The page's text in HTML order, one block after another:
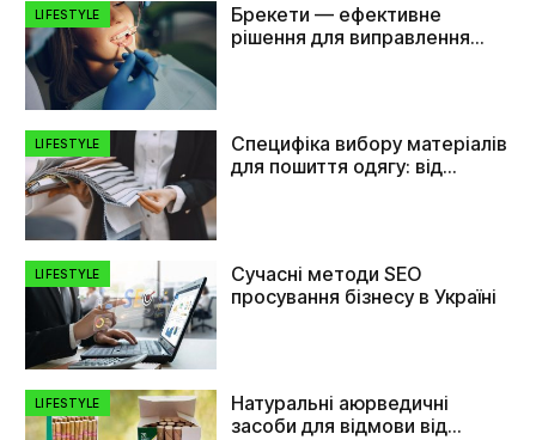
LIFESTYLE
Брекети — ефективне
рішення для виправлення
LIFESTYLE
Специфіка вибору матеріалів
для пошиття одягу: від
LIFESTYLE
Сучасні методи SEO
просування бізнесу в Україні
LIFESTYLE
Натуральні аюрведичні
засоби для відмови від